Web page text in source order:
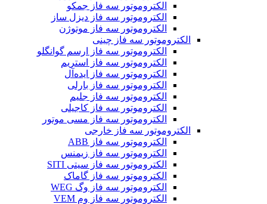
الکتروموتور سه فاز جمکو
الکتروموتور سه فاز دیزل ساز
الکتروموتور سه فاز موتوژن
الکتروموتور سه فاز چینی
الکتروموتور سه فاز ارسم گوانگلو
الکتروموتور سه فاز استریم
الکتروموتور سه فاز ایده‌آل
الکتروموتور سه فاز بارلی
الکتروموتور سه فاز جلیم
الکتروموتور سه فاز کاجیلی
الکتروموتور سه فاز مسی موتور
الکتروموتور سه فاز خارجی
الکتروموتور سه فاز ABB
الکتروموتور سه فاز زیمنس
الکتروموتور سه فاز سیتی SITI
الکتروموتور سه فاز گاماک
الکتروموتور سه فاز وگ WEG
الکتروموتور سه فاز وم VEM